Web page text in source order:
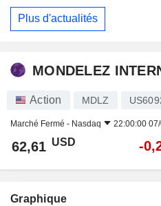
Plus d'actualités
MONDELEZ
Action MDLZ
Marché Fermé - Nasdaq 22:00:00
62,61 USD -
Graphique